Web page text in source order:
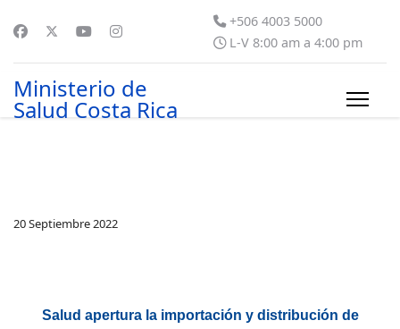
+506 4003 5000
L-V 8:00 am a 4:00 pm
Ministerio de
Salud Costa Rica
20 Septiembre 2022
Salud apertura la importación y distribución de